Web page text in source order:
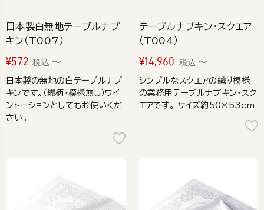
日本製白無地テーブルナプ
キン（T007）
¥572 税込 〜
日本製の無地の白テーブルナプ
キンです。（織柄・模様無し）ワイ
ントーションとしてもお使いくだ
さい。
テーブルナプキン・スクエア
（T004）
¥14,960 税込 〜
シンプルなスクエアの織り模様
の業務用テーブルナプキン・スク
エアです。 サイズ約50×53cm